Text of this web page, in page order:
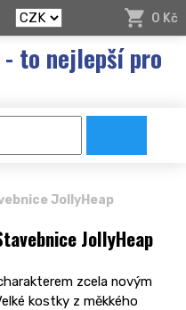
0 Kč
to nejlepší pro
JollyHeap
JollyHeap
zcela novým
kostky z měkkého